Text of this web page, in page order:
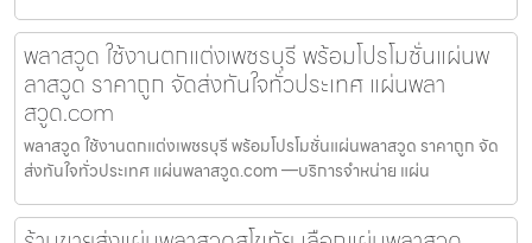
พลาสวูด ใช้งานตกแต่งเพชรบุรี พร้อมโปรโมชั่นแผ่นพ
ลาสวูด ราคาถูก จัดส่งทันใจทั่วประเทศ แผ่นพลา
สวูด.com
พลาสวูด ใช้งานตกแต่งเพชรบุรี พร้อมโปรโมชั่นแผ่นพลาสวูด ราคาถูก จัด
ส่งทันใจทั่วประเทศ แผ่นพลาสวูด.com —บริการจำหน่าย แผ่น